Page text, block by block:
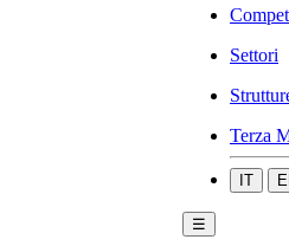
Settori
Terza
IT
☰